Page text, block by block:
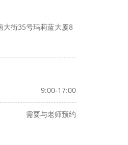
大街35号玛莉蓝大厦8
9:00-17:00
需要与老师预约